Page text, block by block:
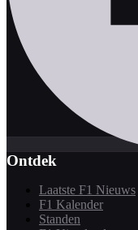
Ontdek
Laatste F1 Nieuws
F1 Kalender
Standen